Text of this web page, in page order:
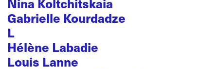
Gabrielle Kourdadze
L
Hélène Labadie
Louis Lanne